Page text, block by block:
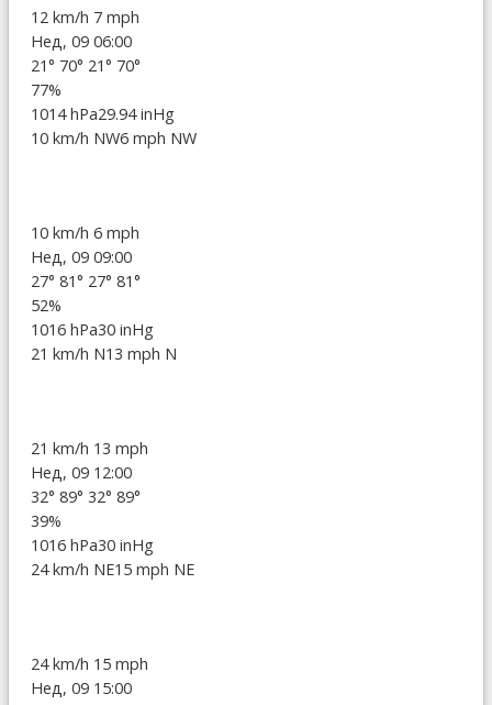
12 km/h 7 mph
Нед, 09 06:00
21° 70° 21° 70°
77%
1014 hPa29.94 inHg
10 km/h NW6 mph NW
10 km/h 6 mph
Нед, 09 09:00
27° 81° 27° 81°
52%
1016 hPa30 inHg
21 km/h N13 mph N
21 km/h 13 mph
Нед, 09 12:00
32° 89° 32° 89°
39%
1016 hPa30 inHg
24 km/h NE15 mph NE
24 km/h 15 mph
Нед, 09 15:00